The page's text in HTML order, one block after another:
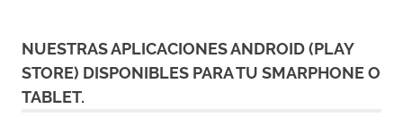
NUESTRAS APLICACIONES ANDROID (PLAY
STORE) DISPONIBLES PARA TU SMARPHONE O
TABLET.